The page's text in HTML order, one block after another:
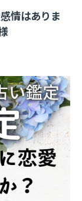
情はありま